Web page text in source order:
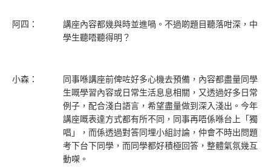
阿四：
講座內容都幾與時並進喎。不過啲題目聽落咁深，中
學生聽唔聽得明？
小森：
同事喺講座前俾咗好多心機去預備，內容都盡量同學
生嘅學習內容或日常生活息息相關，又透過好多日常
例子，配合淺白語言，希望盡量做到深入淺出。今年
講座嘅表達方式都有所不同，同事再唔係喺台上「獨
唱」，而係透過對答同埋小組討論，仲會不時出問題
考下台下同學，而同學都好積極回答，整體氣氛幾互
動㗎。